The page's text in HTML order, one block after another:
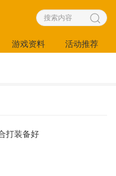
游戏资料 活动推荐
打装备好